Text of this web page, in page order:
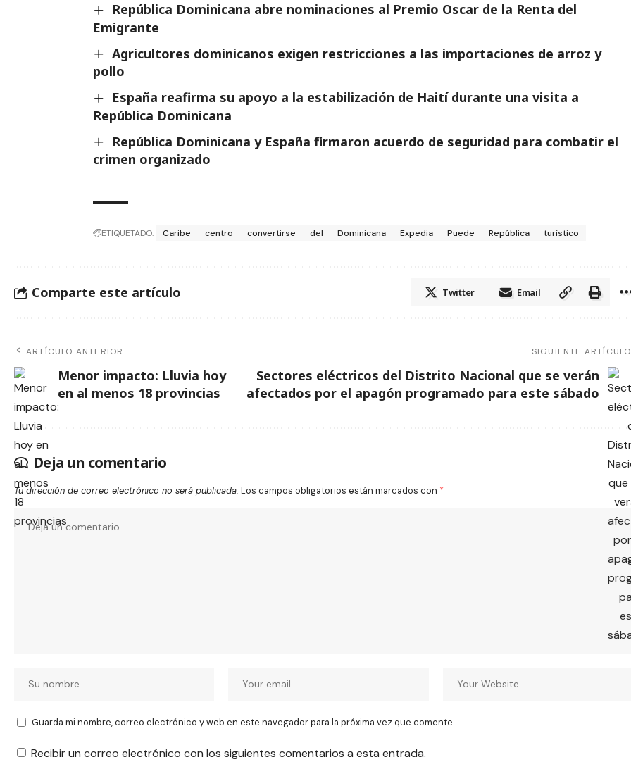
República Dominicana abre nominaciones al Premio Oscar de la Renta del
Emigrante
Agricultores dominicanos exigen restricciones a las importaciones de arroz y
pollo
España reafirma su apoyo a la estabilización de Haití durante una visita a
República Dominicana
República Dominicana y España firmaron acuerdo de seguridad para combatir el
crimen organizado
ETIQUETADO: Caribe centro convertirse del Dominicana Expedia Puede República turístico
Comparte este artículo Twitter Email
ARTÍCULO ANTERIOR
Menor impacto: Lluvia hoy
en al menos 18 provincias
SIGUIENTE ARTÍCULO
Sectores eléctricos del Distrito Nacional que se verán
afectados por el apagón programado para este sábado
Deja un comentario
Tu dirección de correo electrónico no será publicada. Los campos obligatorios están marcados con *
Guarda mi nombre, correo electrónico y web en este navegador para la próxima vez que comente.
Recibir un correo electrónico con los siguientes comentarios a esta entrada.